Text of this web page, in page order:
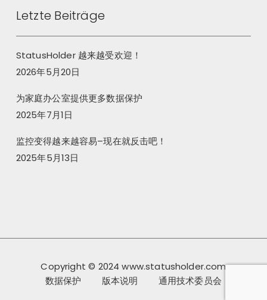
Letzte Beiträge
StatusHolder 越来越受欢迎！
2026年5月20日
为家庭办公室提供更多数据保护
2025年7月1日
监控变得越来越容易–现在就反击吧！
2025年5月13日
Copyright © 2024 www.statusholder.com
数据保护
版本说明 通用技术委员会